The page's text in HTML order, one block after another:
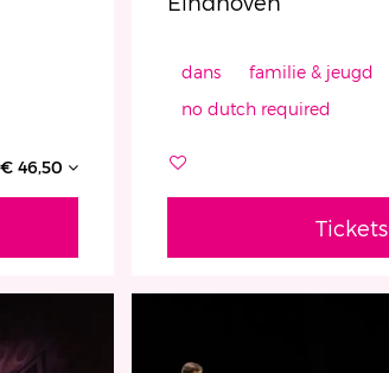
46,50
dans
familie & jeugd
no dutch required
Tickets